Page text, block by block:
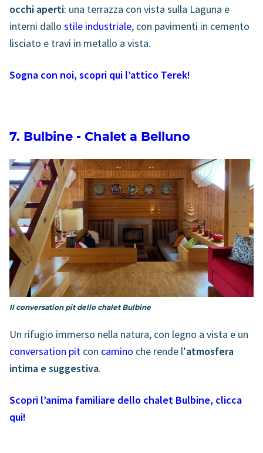
occhi aperti: una terrazza con vista sulla Laguna e
interni dallo stile industriale, con pavimenti in cemento
lisciato e travi in metallo a vista.
Sogna con noi, scopri qui l’attico Terek!
7. Bulbine - Chalet a Belluno
Il conversation pit dello chalet Bulbine
Un rifugio immerso nella natura, con legno a vista e un
conversation pit con camino che rende l’atmosfera
intima e suggestiva.
Scopri l’anima familiare dello chalet Bulbine, clicca
qui!